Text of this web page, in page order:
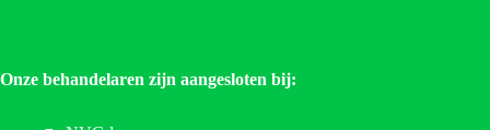
Onze behandelaren zijn aangesloten bij: